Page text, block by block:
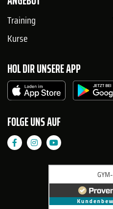
Training
Kurse
HOL DIR UNSERE APP
FOLGE UNS AUF